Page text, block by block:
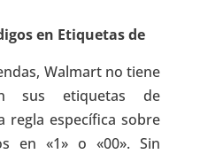
en Etiquetas de
Walmart no tiene
sus etiquetas de
regla específica sobre
en «1» o «00». Sin